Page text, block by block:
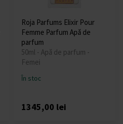
Roja Parfums Elixir Pour
Femme Parfum Apă de
parfum
50ml - Apă de parfum -
Femei
În stoc
1345,00 lei